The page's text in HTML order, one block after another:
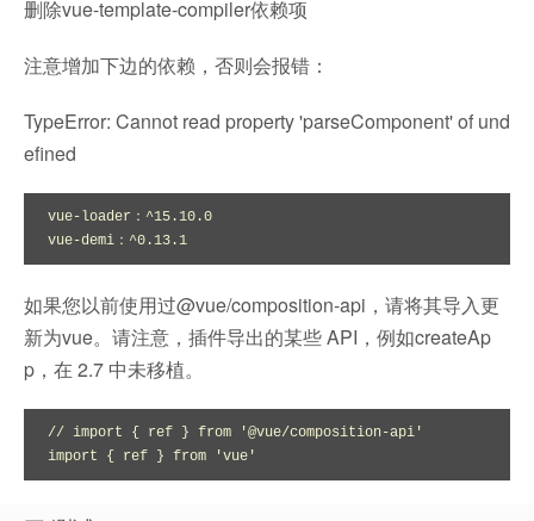
删除vue-template-compiler依赖项
注意增加下边的依赖，否则会报错：
TypeError: Cannot read property 'parseComponent' of und
efined
vue-loader：^15.10.0
vue-demi：^0.13.1
如果您以前使用过@vue/composition-api，请将其导入更
新为vue。请注意，插件导出的某些 API，例如createAp
p，在 2.7 中未移植。
// import { ref } from '@vue/composition-api'
import { ref } from 'vue'